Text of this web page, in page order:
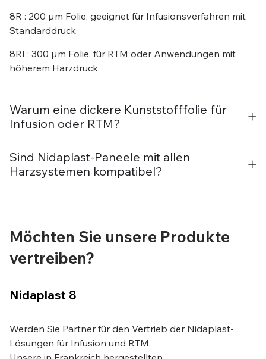
8R : 200 µm Folie, geeignet für Infusionsverfahren mit
Standarddruck
8RI : 300 µm Folie, für RTM oder Anwendungen mit
höherem Harzdruck
Warum eine dickere Kunststofffolie für
Infusion oder RTM?
Sind Nidaplast-Paneele mit allen
Harzsystemen kompatibel?
Möchten Sie unsere Produkte
vertreiben?
Nidaplast 8
Werden Sie Partner für den Vertrieb der Nidaplast-
Lösungen für Infusion und RTM.